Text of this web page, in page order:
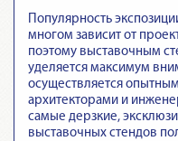
Популярность
многом зависит от
поэтому выставочным
уделяется максимум
осуществляется
архитекторами и
самые дерзкие,
выставочных стендов